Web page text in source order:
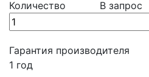
Количество
В запрос
Гарантия производителя
1 год